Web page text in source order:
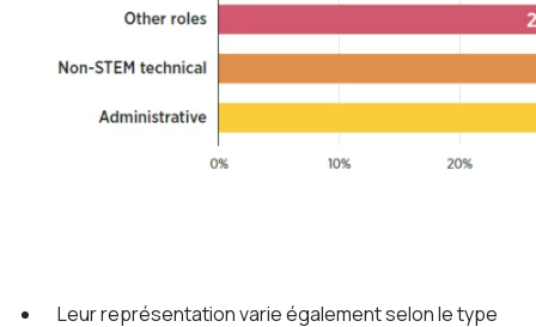
Leur représentation varie également selon le type